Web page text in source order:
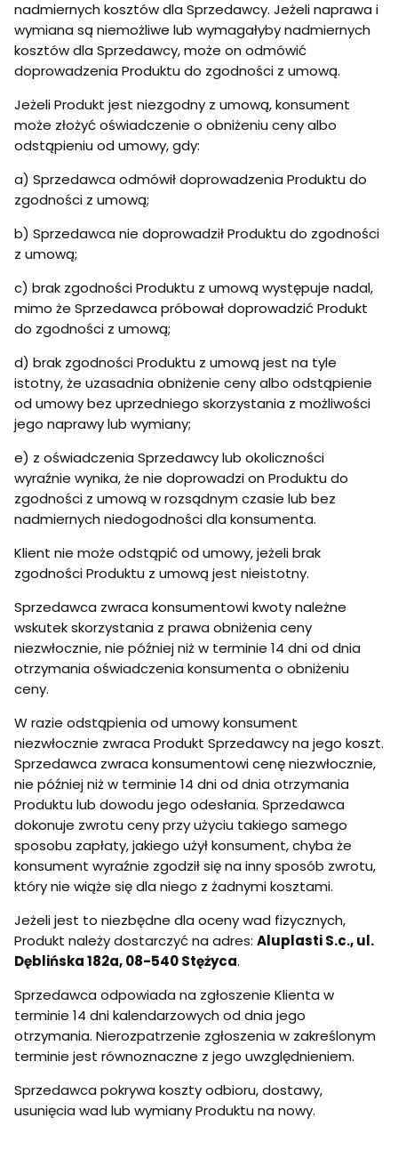
nadmiernych kosztów dla Sprzedawcy. Jeżeli naprawa i
wymiana są niemożliwe lub wymagałyby nadmiernych
kosztów dla Sprzedawcy, może on odmówić
doprowadzenia Produktu do zgodności z umową.
Jeżeli Produkt jest niezgodny z umową, konsument
może złożyć oświadczenie o obniżeniu ceny albo
odstąpieniu od umowy, gdy:
a) Sprzedawca odmówił doprowadzenia Produktu do
zgodności z umową;
b) Sprzedawca nie doprowadził Produktu do zgodności
z umową;
c) brak zgodności Produktu z umową występuje nadal,
mimo że Sprzedawca próbował doprowadzić Produkt
do zgodności z umową;
d) brak zgodności Produktu z umową jest na tyle
istotny, że uzasadnia obniżenie ceny albo odstąpienie
od umowy bez uprzedniego skorzystania z możliwości
jego naprawy lub wymiany;
e) z oświadczenia Sprzedawcy lub okoliczności
wyraźnie wynika, że nie doprowadzi on Produktu do
zgodności z umową w rozsądnym czasie lub bez
nadmiernych niedogodności dla konsumenta.
Klient nie może odstąpić od umowy, jeżeli brak
zgodności Produktu z umową jest nieistotny.
Sprzedawca zwraca konsumentowi kwoty należne
wskutek skorzystania z prawa obniżenia ceny
niezwłocznie, nie później niż w terminie 14 dni od dnia
otrzymania oświadczenia konsumenta o obniżeniu
ceny.
W razie odstąpienia od umowy konsument
niezwłocznie zwraca Produkt Sprzedawcy na jego koszt.
Sprzedawca zwraca konsumentowi cenę niezwłocznie,
nie później niż w terminie 14 dni od dnia otrzymania
Produktu lub dowodu jego odesłania. Sprzedawca
dokonuje zwrotu ceny przy użyciu takiego samego
sposobu zapłaty, jakiego użył konsument, chyba że
konsument wyraźnie zgodził się na inny sposób zwrotu,
który nie wiąże się dla niego z żadnymi kosztami.
Jeżeli jest to niezbędne dla oceny wad fizycznych,
Produkt należy dostarczyć na adres: Aluplasti S.c., ul.
Dęblińska 182a, 08-540 Stężyca.
Sprzedawca odpowiada na zgłoszenie Klienta w
terminie 14 dni kalendarzowych od dnia jego
otrzymania. Nierozpatrzenie zgłoszenia w zakreślonym
terminie jest równoznaczne z jego uwzględnieniem.
Sprzedawca pokrywa koszty odbioru, dostawy,
usunięcia wad lub wymiany Produktu na nowy.